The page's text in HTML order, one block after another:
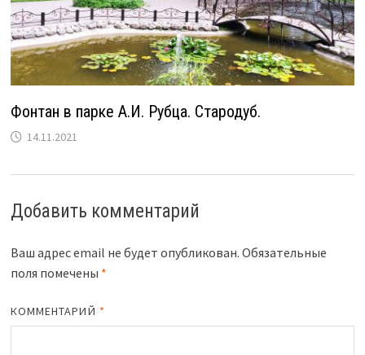
Фонтан в парке А.И. Рубца. Стародуб.
14.11.2021
Добавить комментарий
Ваш адрес email не будет опубликован. Обязательные
поля помечены *
КОММЕНТАРИЙ *